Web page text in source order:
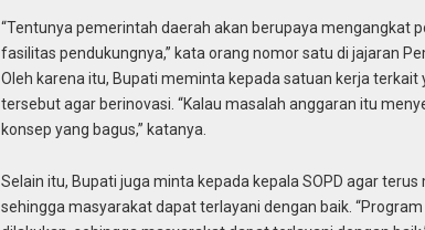
“Tentunya pemerintah daerah akan berupaya mengangkat
fasilitas pendukungnya,” kata orang nomor satu di jajaran
Oleh karena itu, Bupati meminta kepada satuan kerja
tersebut agar berinovasi. “Kalau masalah anggaran itu
konsep yang bagus,” katanya.
Selain itu, Bupati juga minta kepada kepala SOPD agar
sehingga masyarakat dapat terlayani dengan baik.